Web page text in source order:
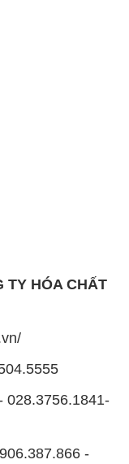
TY HÓA CHẤT
028.3756.1841-
-